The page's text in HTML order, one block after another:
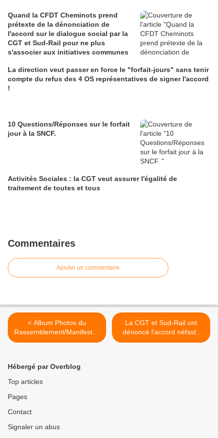
Quand la CFDT Cheminots prend
prétexte de la dénonciation de
l'accord sur le dialogue social par la
CGT et Sud-Rail pour ne plus
s'associer aux initiatives communes
La direction veut passer en force le "forfait-jours" sans tenir
compte du refus des 4 OS représentatives de signer l'accord
!
10 Questions/Réponses sur le forfait
jour à la SNCF.
Activités Sociales : la CGT veut assurer l'égalité de
traitement de toutes et tous
Commentaires
Ajouter un commentaire
< Album Photos du
Rassemblement/Manifestati
on Nationale ce matin à
La CGT et Sud-Rail ont
dénoncé l'accord néfaste
SNCF-CFDT-UNSA >
Hébergé par Overblog
Top articles
Pages
Contact
Signaler un abus